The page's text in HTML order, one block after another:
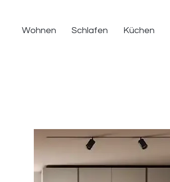
Wohnen Schlafen Küchen